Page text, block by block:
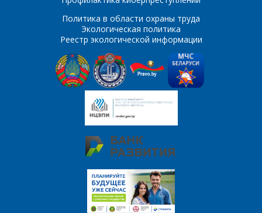
Политика в области охраны труда
Экологическая политика
Реестр экологической информации
Телефон*
E-mail*
Интересующий товар/
услуга, их количество
*
Комментарий*
Интересующий товар/
Сообщение*
Я согласен на
обработку
персональных данных*